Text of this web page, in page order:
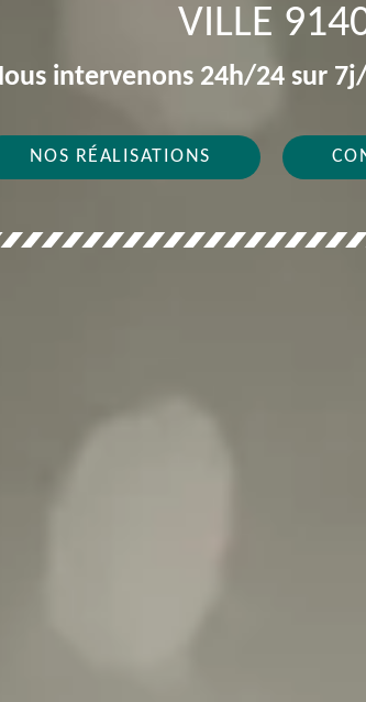
VILLE
intervenons 24h/24 sur
NOS RÉALISATIONS